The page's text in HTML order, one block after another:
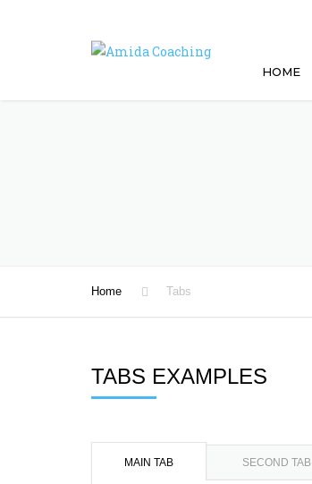
HOME
Home Tabs
TABS EXAMPLES
MAIN TAB SECOND TAB